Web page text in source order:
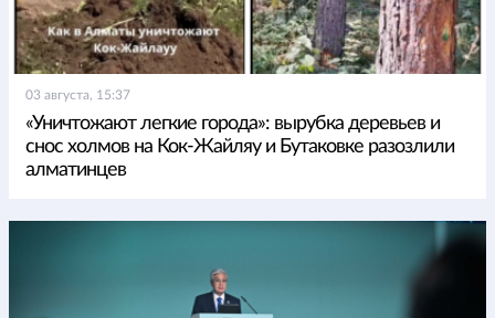
03 августа, 15:37
«Уничтожают легкие города»: вырубка деревьев и
снос холмов на Кок-Жайляу и Бутаковке разозлили
алматинцев